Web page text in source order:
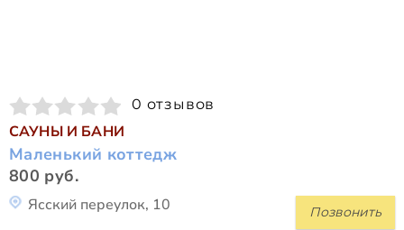
0 отзывов
САУНЫ И БАНИ
Маленький коттедж
800 руб.
Позвонить
Ясский переулок, 10